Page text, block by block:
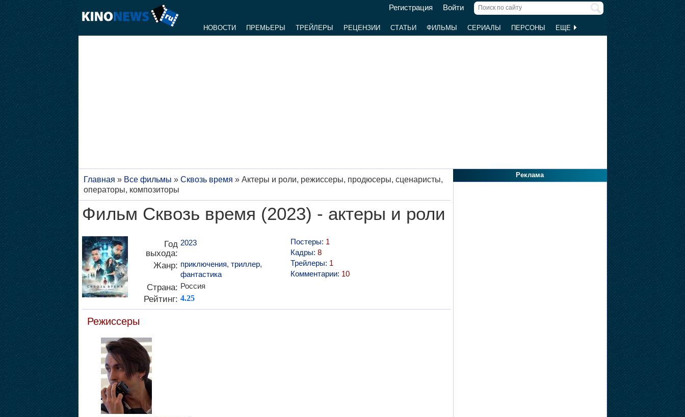
Регистрация Войти
НОВОСТИ ПРЕМЬЕРЫ ТРЕЙЛЕРЫ РЕЦЕНЗИИ СТАТЬИ ФИЛЬМЫ СЕРИАЛЫ ПЕРСОНЫ ЕЩЕ
Главная » Все фильмы » Сквозь время » Актеры и роли, режиссеры, продюсеры, сценаристы,
операторы, композиторы
Фильм Сквозь время (2023) - актеры и роли
Год
выхода:
2023
Жанр: приключения, триллер,
фантастика
Страна: Россия
Рейтинг: 4.25
Постеры: 1
Кадры: 8
Трейлеры: 1
Комментарии: 10
Режиссеры
Реклама